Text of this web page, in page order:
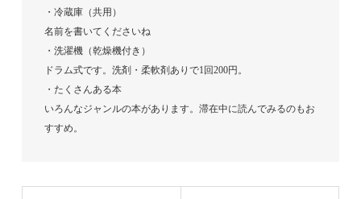
・冷蔵庫（共用）
名前を書いてくださいね
・洗濯機（乾燥機付き）
ドラム式です。洗剤・柔軟剤ありで1回200円。
・たくさんある本
いろんなジャンルの本があります。滞在中に読んでみるのもお
すすめ。